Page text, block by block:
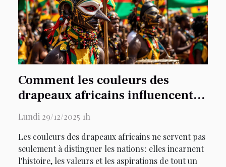
Comment les couleurs des
drapeaux africains influencent-
elles la culture ?
Lundi 29/12/2025 1h
Les couleurs des drapeaux africains ne servent pas
seulement à distinguer les nations : elles incarnent
l'histoire, les valeurs et les aspirations de tout un